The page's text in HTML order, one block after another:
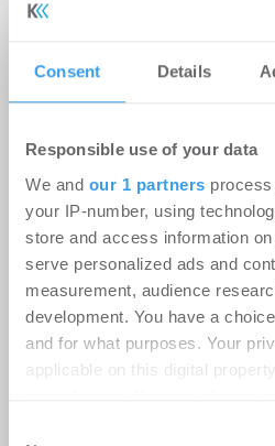
Consent Details
Responsible use of your data
We and our 1 partners
your IP-number, using
store and access information
serve personalized ads and
measurement, audience
development. You have a
and for what purposes. Your
applicable on this digital
9.000 m² für
RUHR REAL